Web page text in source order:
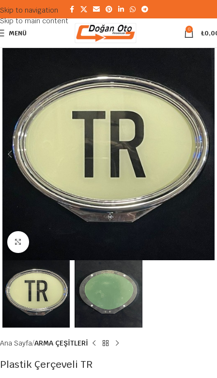
Skip to navigation
Skip to main content
MENÜ 0 ₺
Büyütmek için tıklayın
Ana Sayfa ARMA ÇEŞİTLERİ
Plastik Çerçeveli TR